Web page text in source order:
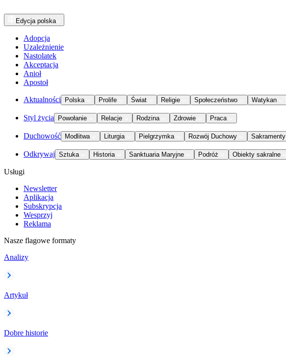
Edycja polska
Adopcja
Uzależnienie
Nastolatek
Akceptacja
Anioł
Apostoł
Aktualności Polska Prolife Świat Religie Społeczeństwo Watykan
Styl życia Powołanie Relacje Rodzina Zdrowie Praca
Duchowość Modlitwa Liturgia Pielgrzymka Rozwój Duchowy Sakramenty
Odkrywaj Sztuka Historia Sanktuaria Maryjne Podróż Obiekty sakralne
Usługi
Newsletter
Aplikacja
Subskrypcja
Wesprzyj
Reklama
Nasze flagowe formaty
Analizy
Artykuł
Dobre historie